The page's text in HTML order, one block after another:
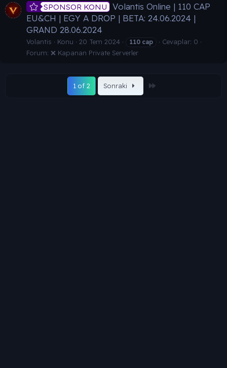
SPONSOR KONU
Volantis Online | 110 CAP
EU&CH | EGY A DROP | BETA: 24.06.2024 |
GRAND 28.06.2024
Volantis Konu 20 Tem 2024 110 cap
Cevaplar: 0
Forum: ❌ Kapanan Private Serverler
1 of 2 Sonraki